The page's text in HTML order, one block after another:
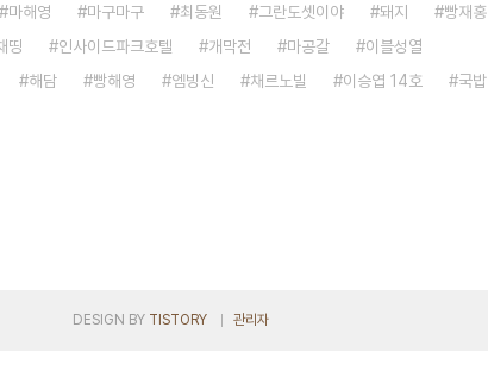
마해영 마구마구 최동원 그란도셋이야 돼지
빵재홍
띵 인사이드파크호텔 개막전 마공갈
이블성열
해담 빵해영 엠빙신 채르노빌 이승엽 14호 국밥
DESIGN BY TISTORY 관리자